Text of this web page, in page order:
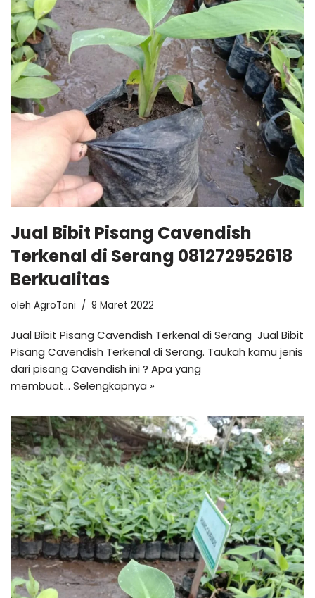
Jual Bibit Pisang Cavendish
Terkenal di Serang 081272952618
Berkualitas
oleh AgroTani 9 Maret 2022
Jual Bibit Pisang Cavendish Terkenal di Serang Jual Bibit
Pisang Cavendish Terkenal di Serang. Taukah kamu jenis
dari pisang Cavendish ini ? Apa yang
membuat… Selengkapnya »